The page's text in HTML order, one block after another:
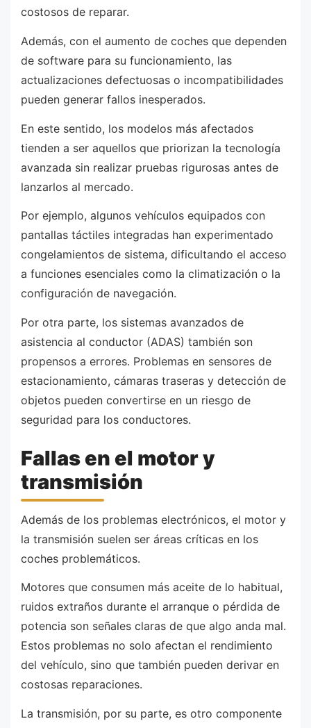
costosos de reparar.
Además, con el aumento de coches que dependen
de software para su funcionamiento, las
actualizaciones defectuosas o incompatibilidades
pueden generar fallos inesperados.
En este sentido, los modelos más afectados
tienden a ser aquellos que priorizan la tecnología
avanzada sin realizar pruebas rigurosas antes de
lanzarlos al mercado.
Por ejemplo, algunos vehículos equipados con
pantallas táctiles integradas han experimentado
congelamientos de sistema, dificultando el acceso
a funciones esenciales como la climatización o la
configuración de navegación.
Por otra parte, los sistemas avanzados de
asistencia al conductor (ADAS) también son
propensos a errores. Problemas en sensores de
estacionamiento, cámaras traseras y detección de
objetos pueden convertirse en un riesgo de
seguridad para los conductores.
Fallas en el motor y
transmisión
Además de los problemas electrónicos, el motor y
la transmisión suelen ser áreas críticas en los
coches problemáticos.
Motores que consumen más aceite de lo habitual,
ruidos extraños durante el arranque o pérdida de
potencia son señales claras de que algo anda mal.
Estos problemas no solo afectan el rendimiento
del vehículo, sino que también pueden derivar en
costosas reparaciones.
La transmisión, por su parte, es otro componente